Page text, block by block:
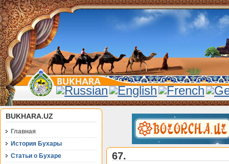
BUKHARA.UZ
Главная
История Бухары
Статьи о Бухаре
67.